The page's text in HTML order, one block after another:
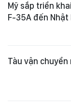
Mỹ sắp triển
F-35A đến Nhật
Tàu vận